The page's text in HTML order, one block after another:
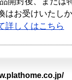
はお受けいたし
詳しくはこちら